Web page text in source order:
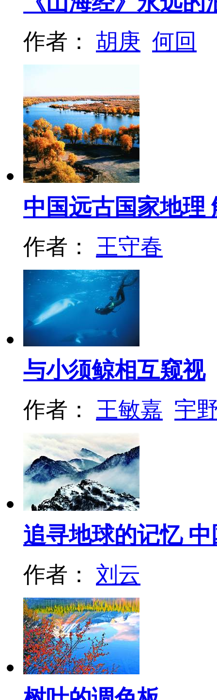
作者： 胡庚 何回
中国远古国家地理
作者： 王守春
与小须鲸相互窥视
作者： 王敏嘉 宇
追寻地球的记忆
作者： 刘云